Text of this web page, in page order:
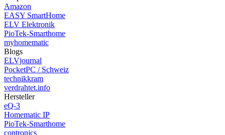
Amazon
EASY SmartHome
ELV Elektronik
PioTek-Smarthome
myhomematic
Blogs
ELVjournal
PocketPC / Schweiz
technikkram
verdrahtet.info
Hersteller
eQ-3
Homematic IP
PioTek-Smarthome
contronics